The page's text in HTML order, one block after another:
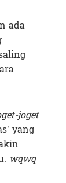
ada
joget
yang
wqwq